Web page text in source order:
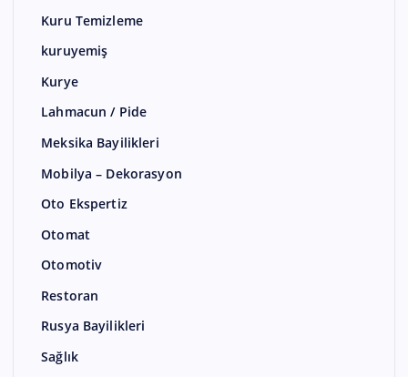
Kuru Temizleme
kuruyemiş
Kurye
Lahmacun / Pide
Meksika Bayilikleri
Mobilya – Dekorasyon
Oto Ekspertiz
Otomat
Otomotiv
Restoran
Rusya Bayilikleri
Sağlık